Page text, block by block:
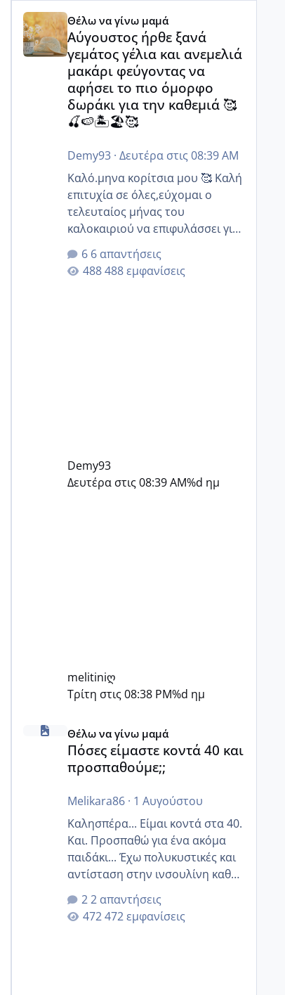
Αύγουστος ήρθε ξανά γεμάτος γέλια και
Θέλω να γίνω μαμά
Αύγουστος ήρθε ξανά
γεμάτος γέλια και ανεμελιά
μακάρι φεύγοντας να
αφήσει το πιο όμορφο
δωράκι για την καθεμιά 🥰
🍒🍉🏝️🏖️🥰
Demy93· Δευτέρα στις 08:39 AM
Καλό.μηνα κορίτσια μου 🥰 Καλή
επιτυχία σε όλες,εύχομαι ο
τελευταίος μήνας του
καλοκαιριού να επιφυλάσσει για
όλες σας την πιο όμορφη
έκπληξη 🧿 @Elk @Melikara86
@Παρασκευαιδου @Zenia z
6 απαντήσεις
488 εμφανίσεις
Demy93
Δευτέρα στις 08:39 AM%d ημ
melitiniღ
Τρίτη στις 08:38 PM%d ημ
Πόσες είμαστε κοντά 40 και προσπαθούμε;;
Θέλω να γίνω μαμά
Πόσες είμαστε κοντά 40 και
προσπαθούμε;;
Melikara86· 1 Αυγούστου
Καλησπέρα... Είμαι κοντά στα 40.
Και. Προσπαθώ για ένα ακόμα
παιδάκι... Έχω πολυκυστικές και
αντίσταση στην ινσουλίνη καθώς
και χάσιμοτο! Έχω λίγα κιλά
παραπάνω και όσο κ αν
προσπαθώ δεν χάνω εύκολα!
2 απαντήσεις
472 εμφανίσεις